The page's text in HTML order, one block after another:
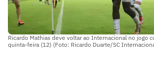
Ricardo Mathias deve voltar ao Internacional no jogo
quinta-feira (12) (Foto: Ricardo Duarte/SC